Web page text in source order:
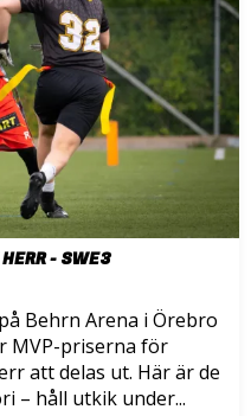
- SWE3
Behrn Arena i Örebro
MVP-priserna för
att delas ut. Här är de
– håll utkik under...